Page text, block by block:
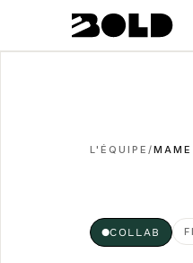
L'ÉQUIPE /
●COLLAB